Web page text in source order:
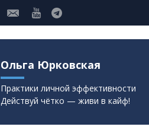
Ольга Юрковская
Практики личной эффективности
Действуй чётко — живи в кайф!